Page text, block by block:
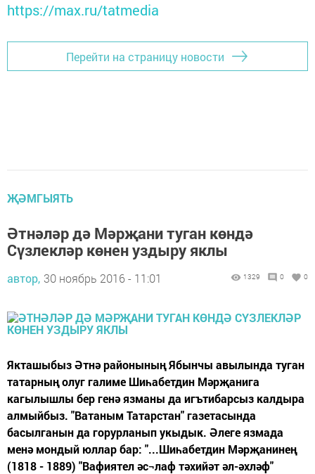
https://max.ru/tatmedia
Перейти на страницу новости
ҖӘМГЫЯТЬ
Әтнәләр дә Мәрҗани туган көндә
Сүзлекләр көнен уздыру яклы
автор, 30 ноябрь 2016 - 11:01 1329 0 0
Якташыбыз Әтнә районының Ябынчы авылында туган
татарның олуг галиме Шиһабетдин Мәрҗанига
кагылышлы бер генә язманы да игътибарсыз калдыра
алмыйбыз. "Ватаным Татарстан" газетасында
басылганын да горурланып укыдык. Әлеге язмада
менә мондый юллар бар: "...Шиһабетдин Мәрҗанинең
(1818 - 1889) "Вафиятел әс¬лаф тәхийәт әл-әхләф"